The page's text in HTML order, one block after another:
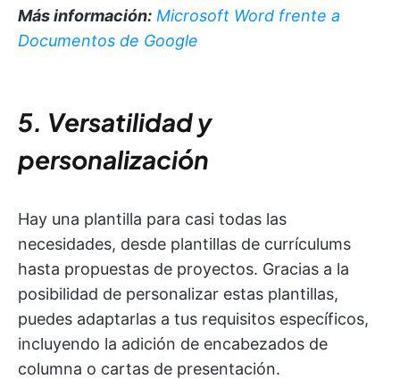
Más información: Microsoft Word frente a
Documentos de Google
5. Versatilidad y
personalización
Hay una plantilla para casi todas las
necesidades, desde plantillas de currículums
hasta propuestas de proyectos. Gracias a la
posibilidad de personalizar estas plantillas,
puedes adaptarlas a tus requisitos específicos,
incluyendo la adición de encabezados de
columna o cartas de presentación.